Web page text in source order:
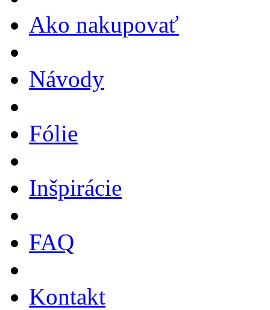
Ako nakupovať
Návody
Fólie
Inšpirácie
FAQ
Kontakt